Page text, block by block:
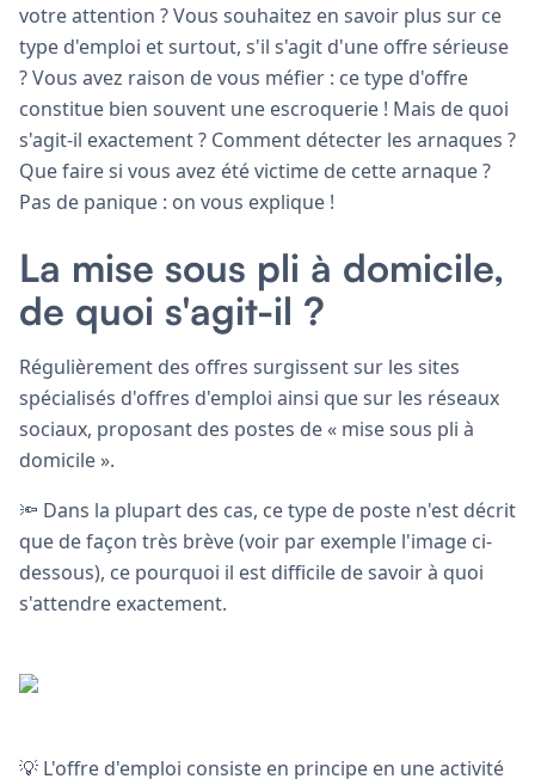
votre attention ? Vous souhaitez en savoir plus sur ce
type d'emploi et surtout, s'il s'agit d'une offre sérieuse
? Vous avez raison de vous méfier : ce type d'offre
constitue bien souvent une escroquerie ! Mais de quoi
s'agit-il exactement ? Comment détecter les arnaques ?
Que faire si vous avez été victime de cette arnaque ?
Pas de panique : on vous explique !
La mise sous pli à domicile,
de quoi s'agit-il ?
Régulièrement des offres surgissent sur les sites
spécialisés d'offres d'emploi ainsi que sur les réseaux
sociaux, proposant des postes de « mise sous pli à
domicile ».
🔦 Dans la plupart des cas, ce type de poste n'est décrit
que de façon très brève (voir par exemple l'image ci-
dessous), ce pourquoi il est difficile de savoir à quoi
s'attendre exactement.
💡 L'offre d'emploi consiste en principe en une activité